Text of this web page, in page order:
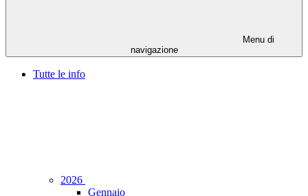
Menu di
navigazione
Tutte le info
2026
Gennaio